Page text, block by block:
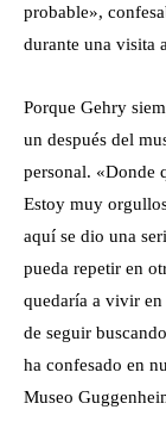
probable»,
durante una visita
Porque Gehry
un después del
personal. «Donde
Estoy muy
aquí se dio una
pueda repetir en
quedaría a vivir
de seguir
ha confesado en
Museo